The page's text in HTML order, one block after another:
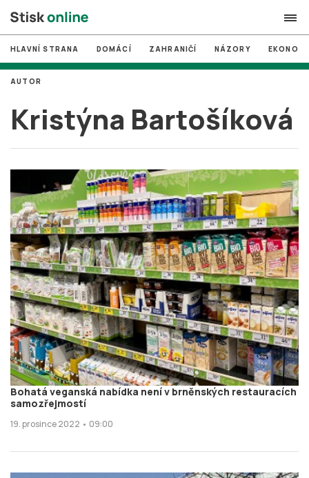
search
# MUNI
# Brno
# volby
PŘIHLÁSIT SE
Zapomněli jste heslo?
Založit nový účet
HLAVNÍ STRANA DOMÁCÍ ZAHRANIČÍ NÁZORY
Kristýna Bartošíková
AUTOR
Bohatá veganská nabídka není v brněnských restauracích
samozřejmostí
19. prosince 2022 • 09:00